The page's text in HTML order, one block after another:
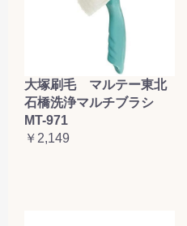
大塚刷毛 マルテー東北
石橋洗浄マルチブラシ
MT-971
￥2,149